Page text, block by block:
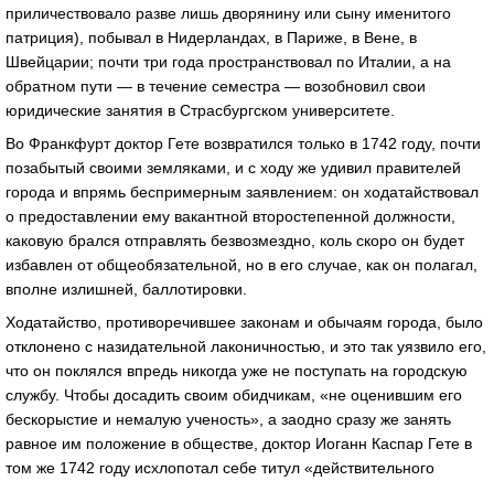
приличествовало разве лишь дворянину или сыну именитого
патриция), побывал в Нидерландах, в Париже, в Вене, в
Швейцарии; почти три года пространствовал по Италии, а на
обратном пути — в течение семестра — возобновил свои
юридические занятия в Страсбургском университете.
Во Франкфурт доктор Гете возвратился только в 1742 году, почти
позабытый своими земляками, и с ходу же удивил правителей
города и впрямь беспримерным заявлением: он ходатайствовал
о предоставлении ему вакантной второстепенной должности,
каковую брался отправлять безвозмездно, коль скоро он будет
избавлен от общеобязательной, но в его случае, как он полагал,
вполне излишней, баллотировки.
Ходатайство, противоречившее законам и обычаям города, было
отклонено с назидательной лаконичностью, и это так уязвило его,
что он поклялся впредь никогда уже не поступать на городскую
службу. Чтобы досадить своим обидчикам, «не оценившим его
бескорыстие и немалую ученость», а заодно сразу же занять
равное им положение в обществе, доктор Иоганн Каспар Гете в
том же 1742 году исхлопотал себе титул «действительного